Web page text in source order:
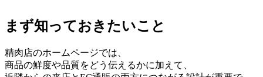
まず知っておきたいこと
精肉店のホームページでは、
商品の鮮度や品質をどう伝えるかに加えて、